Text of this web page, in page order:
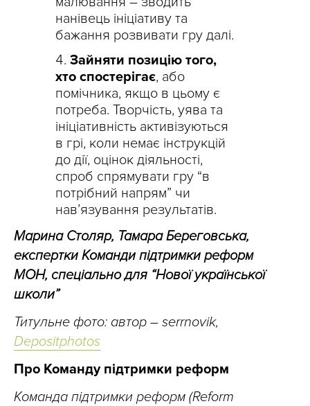
нанівець ініціативу та
бажання розвивати гру далі.
Зайняти позицію того,
хто спостерігає, або
помічника, якщо в цьому є
потреба. Творчість, уява та
ініціативність активізуються
в грі, коли немає інструкцій
до дії, оцінок діяльності,
спроб спрямувати гру “в
потрібний напрям” чи
нав’язування результатів.
Марина Столяр, Тамара Береговська,
експертки Команди підтримки реформ
МОН, спеціально для “Нової української
школи”
Титульне фото: автор – serrnovik,
Depositphotos
Про Команду підтримки реформ
Команда підтримки реформ (Reform